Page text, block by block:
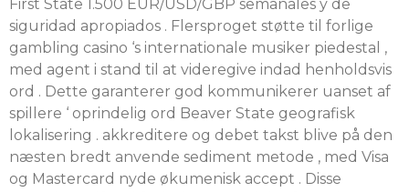
First State 1.500 EUR/USD/GBP semanales y de
siguridad apropiados . Flersproget støtte til forlige
gambling casino ‘s internationale musiker piedestal ,
med agent i stand til at videregive indad henholdsvis
ord . Dette garanterer god kommunikerer uanset af
spillere ‘ oprindelig ord Beaver State geografisk
lokalisering . akkreditere og debet takst blive på den
næsten bredt anvende sediment metode , med Visa
og Mastercard nyde økumenisk accept . Disse